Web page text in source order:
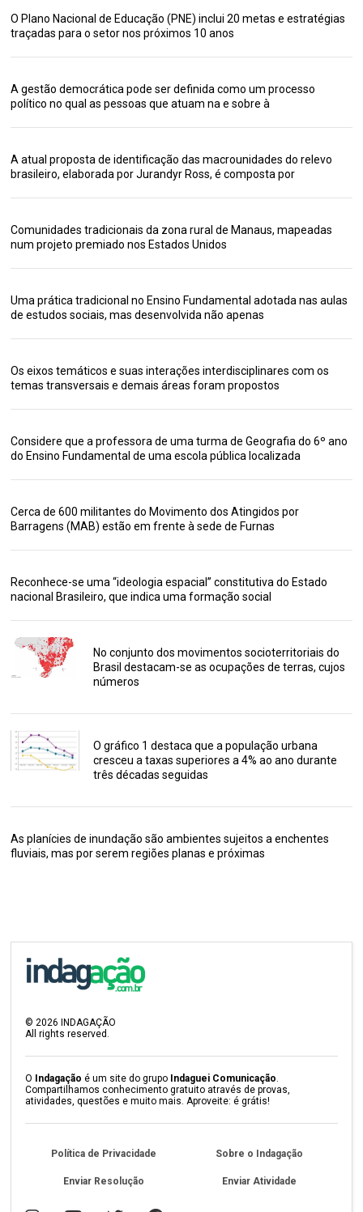
O Plano Nacional de Educação (PNE) inclui 20 metas e estratégias
traçadas para o setor nos próximos 10 anos
A gestão democrática pode ser definida como um processo
político no qual as pessoas que atuam na e sobre à
A atual proposta de identificação das macrounidades do relevo
brasileiro, elaborada por Jurandyr Ross, é composta por
Comunidades tradicionais da zona rural de Manaus, mapeadas
num projeto premiado nos Estados Unidos
Uma prática tradicional no Ensino Fundamental adotada nas aulas
de estudos sociais, mas desenvolvida não apenas
Os eixos temáticos e suas interações interdisciplinares com os
temas transversais e demais áreas foram propostos
Considere que a professora de uma turma de Geografia do 6º ano
do Ensino Fundamental de uma escola pública localizada
Cerca de 600 militantes do Movimento dos Atingidos por
Barragens (MAB) estão em frente à sede de Furnas
Reconhece-se uma “ideologia espacial” constitutiva do Estado
nacional Brasileiro, que indica uma formação social
No conjunto dos movimentos socioterritoriais do
Brasil destacam-se as ocupações de terras, cujos
números
O gráfico 1 destaca que a população urbana
cresceu a taxas superiores a 4% ao ano durante
três décadas seguidas
As planícies de inundação são ambientes sujeitos a enchentes
fluviais, mas por serem regiões planas e próximas
©2026 INDAGAÇÃO
All rights reserved.
O Indagação é um site do grupo Indaguei Comunicação.
Compartilhamos conhecimento gratuito através de provas,
atividades, questões e muito mais. Aproveite: é grátis!
Política de Privacidade Sobre o Indagação
Enviar Resolução Enviar Atividade